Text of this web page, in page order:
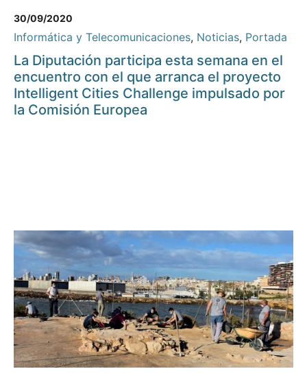
30/09/2020
Informática y Telecomunicaciones, Noticias, Portada
La Diputación participa esta semana en el
encuentro con el que arranca el proyecto
Intelligent Cities Challenge impulsado por
la Comisión Europea